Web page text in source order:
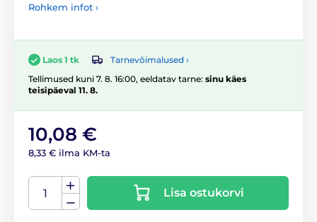
Rohkem infot ›
Laos 1 tk
Tarnevõimalused ›
Tellimused kuni 7. 8. 16:00, eeldatav tarne: sinu käes
teisipäeval 11. 8.
10,08 €
8,33 € ilma KM-ta
Lisa ostukorvi